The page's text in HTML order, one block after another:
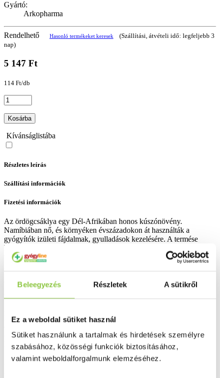
Beleegyezés Részletek A sütikről
Ez a weboldal sütiket használ
Sütiket használunk a tartalmak és hirdetések személyre
szabásához, közösségi funkciók biztosításához,
valamint weboldalforgalmunk elemzéséhez.
Gyártó:
Arkopharma
Rendelhető Hasonló termékeket keresek
(Szállítási, átvételi idő: legfeljebb 3
nap)
5 147 Ft
114 Ft/db
Kosárba
Kívánságlistába
Részletes leírás
Szállítási információk
Fizetési információk
Az ördögcsáklya egy Dél-Afrikában honos kúszónövény.
Namíbiában nő, és környéken évszázadokon át használták a
gyógyítók izületi fájdalmak, gyulladások kezelésére. A termése
kampós formájú, innen kapta a nevét, azonban gyógyhatása miatt a
növény másodlagos gyökerét használjuk. Ezek gazdagok
glucoiridoidokban, különösen pedig harpagosidban.
Gyulladáscsökkentő hatással bírnak, ezáltal jó alternatív
gyógymódot nyújtnak a reuma és az izületi gyulladások kezelésére.
Egyrészt csillapítják fájdalmat és a gyulladást, és ezzel javítják az
használják az intenzív edzésből adódó ín- és izomfájdalmak
ezért köszvényes tünetek enyhítésére is alkalmazható. A fent leírt
hatásokat több klinikai kutatás bizonyította.
Ajánlható: rheuma, artritis, kiegészítő gyógyszerelésként a